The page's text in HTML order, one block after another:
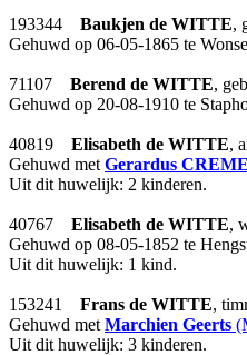
193344 Baukjen de WITTE,
Gehuwd op 06-05-1865 te
71107 Berend de WITTE,
Gehuwd op 20-08-1910 te
40819 Elisabeth de WITTE,
Gehuwd met Gerardus
Uit dit huwelijk: 2 kinderen.
40767 Elisabeth de WITTE,
Gehuwd op 08-05-1852 te
Uit dit huwelijk: 1 kind.
153241 Frans de WITTE,
Gehuwd met Marchien Geerts
Uit dit huwelijk: 3 kinderen.